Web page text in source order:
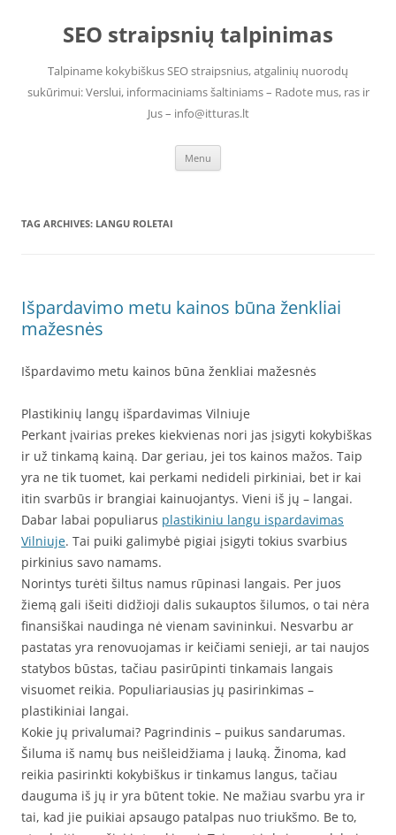
contentSEO straipsnių talpinimas
Talpiname kokybiškus SEO straipsnius, atgalinių nuorodų
sukūrimui: Verslui, informaciniams šaltiniams – Radote mus, ras ir
Jus – info@itturas.lt
Menu
TAG ARCHIVES: LANGU ROLETAI
Išpardavimo metu kainos būna ženkliai
mažesnės
Išpardavimo metu kainos būna ženkliai mažesnės
Plastikinių langų išpardavimas Vilniuje
Perkant įvairias prekes kiekvienas nori jas įsigyti kokybiškas
ir už tinkamą kainą. Dar geriau, jei tos kainos mažos. Taip
yra ne tik tuomet, kai perkami nedideli pirkiniai, bet ir kai
itin svarbūs ir brangiai kainuojantys. Vieni iš jų – langai.
Dabar labai populiarus plastikiniu langu ispardavimas
Vilniuje. Tai puiki galimybė pigiai įsigyti tokius svarbius
pirkinius savo namams.
Norintys turėti šiltus namus rūpinasi langais. Per juos
žiemą gali išeiti didžioji dalis sukauptos šilumos, o tai nėra
finansiškai naudinga nė vienam savininkui. Nesvarbu ar
pastatas yra renovuojamas ir keičiami senieji, ar tai naujos
statybos būstas, tačiau pasirūpinti tinkamais langais
visuomet reikia. Populiariausias jų pasirinkimas –
plastikiniai langai.
Kokie jų privalumai? Pagrindinis – puikus sandarumas.
Šiluma iš namų bus neišleidžiama į lauką. Žinoma, kad
reikia pasirinkti kokybiškus ir tinkamus langus, tačiau
dauguma iš jų ir yra būtent tokie. Ne mažiau svarbu yra ir
tai, kad jie puikiai apsaugo patalpas nuo triukšmo. Be to,